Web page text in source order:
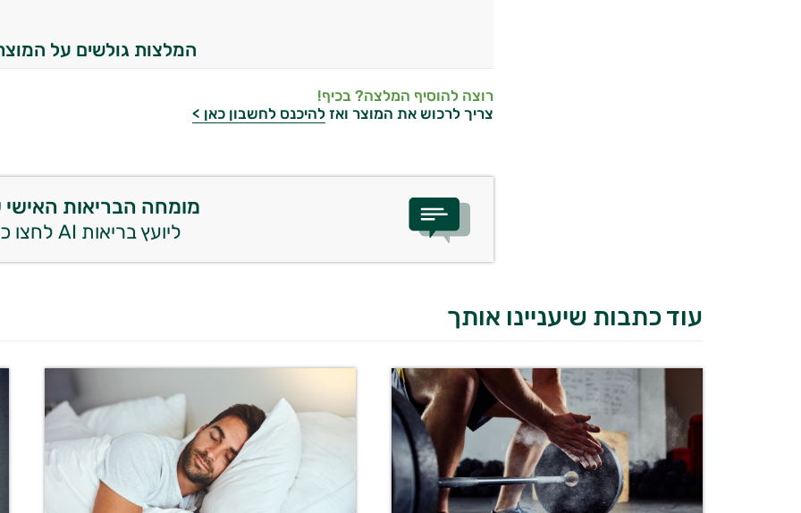
המלצות גולשים על
רוצה להוסיף המלצה? בכיף!
צריך לרכוש את המוצר ואז להיכנס לחשבון כאן >
מומחה הבריאות
ליועץ בריאות AI לחצו כאן
עוד כתבות שיעניינו אותך